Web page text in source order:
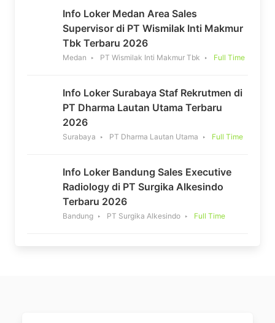
Info Loker Medan Area Sales
Supervisor di PT Wismilak Inti Makmur
Tbk Terbaru 2026
Medan PT Wismilak Inti Makmur Tbk Full Time
Info Loker Surabaya Staf Rekrutmen di
PT Dharma Lautan Utama Terbaru
2026
Surabaya PT Dharma Lautan Utama Full Time
Info Loker Bandung Sales Executive
Radiology di PT Surgika Alkesindo
Terbaru 2026
Bandung PT Surgika Alkesindo Full Time